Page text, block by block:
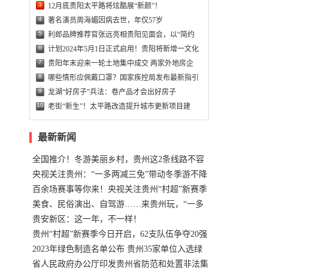
3 12月底贵阳太平路将炫酷展“新颜”！
4 著名演员周海媚因病去世，年仅57岁
5 利郎品牌推荐官张远亮相贵阳见面会，以“简约
6 计划2024年5月1日正式启用！贵阳将新增一文化
7 贵阳年末迎来一轮土地集中成交 两家外地房企
8 哪些情形应佩戴口罩？国家疾控局发布最新指引
9 龙湖“好房子”兵法：卷产品才会出好房子
10 老街“新生”！太平路改造提升城市更新项目建
最新新闻
全国推介！冬游美丽乡村，贵州这2条线路不容
错过
央视关注贵州：“一多两减三免”带动冬季游不降
温
百余场赛事等你来！央视关注贵州“村超”新赛季
正式“打响”
美食、民俗演出、自驾游……来贵州玩，“一多
两减三免”！
贵安新区：这一年，不一样！
贵州“村超”新赛季今日开启，62支队伍争夺20强
名额
2023年绿色制造名单公布 贵州35家单位入选绿
色工厂
省人民政府办公厅印发贵州省防范和处置非法集